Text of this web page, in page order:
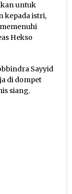
untuk
kepada istri,
Hekso
Sayyid
di dompet
siang.